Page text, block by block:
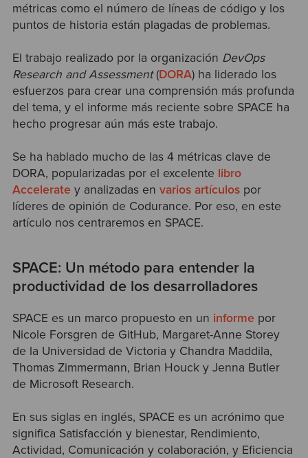
métricas como el número de líneas de código y los
puntos de historia están plagadas de problemas.
El trabajo realizado por la organización DevOps
Research and Assessment(DORA) ha liderado los
esfuerzos para crear una comprensión más profunda
del tema, y el informe más reciente sobre SPACE ha
hecho progresar aún más este trabajo.
Se ha hablado mucho de las 4 métricas clave de
DORA, popularizadas por el excelente libro
Accelerate y analizadas en varios artículos por
líderes de opinión de Codurance. Por eso, en este
artículo nos centraremos en SPACE.
SPACE: Un método para entender la
productividad de los desarrolladores
SPACE es un marco propuesto en un informe por
Nicole Forsgren de GitHub, Margaret-Anne Storey
de la Universidad de Victoria y Chandra Maddila,
Thomas Zimmermann, Brian Houck y Jenna Butler
de Microsoft Research.
En sus siglas en inglés, SPACE es un acrónimo que
significa Satisfacción y bienestar, Rendimiento,
Actividad, Comunicación y colaboración, y Eficiencia